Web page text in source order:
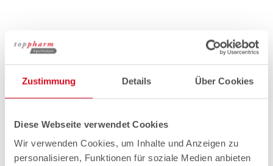
Zustimmung Details Über Cookies
Diese Webseite verwendet Cookies
Wir verwenden Cookies, um Inhalte und Anzeigen zu
personalisieren, Funktionen für soziale Medien anbieten